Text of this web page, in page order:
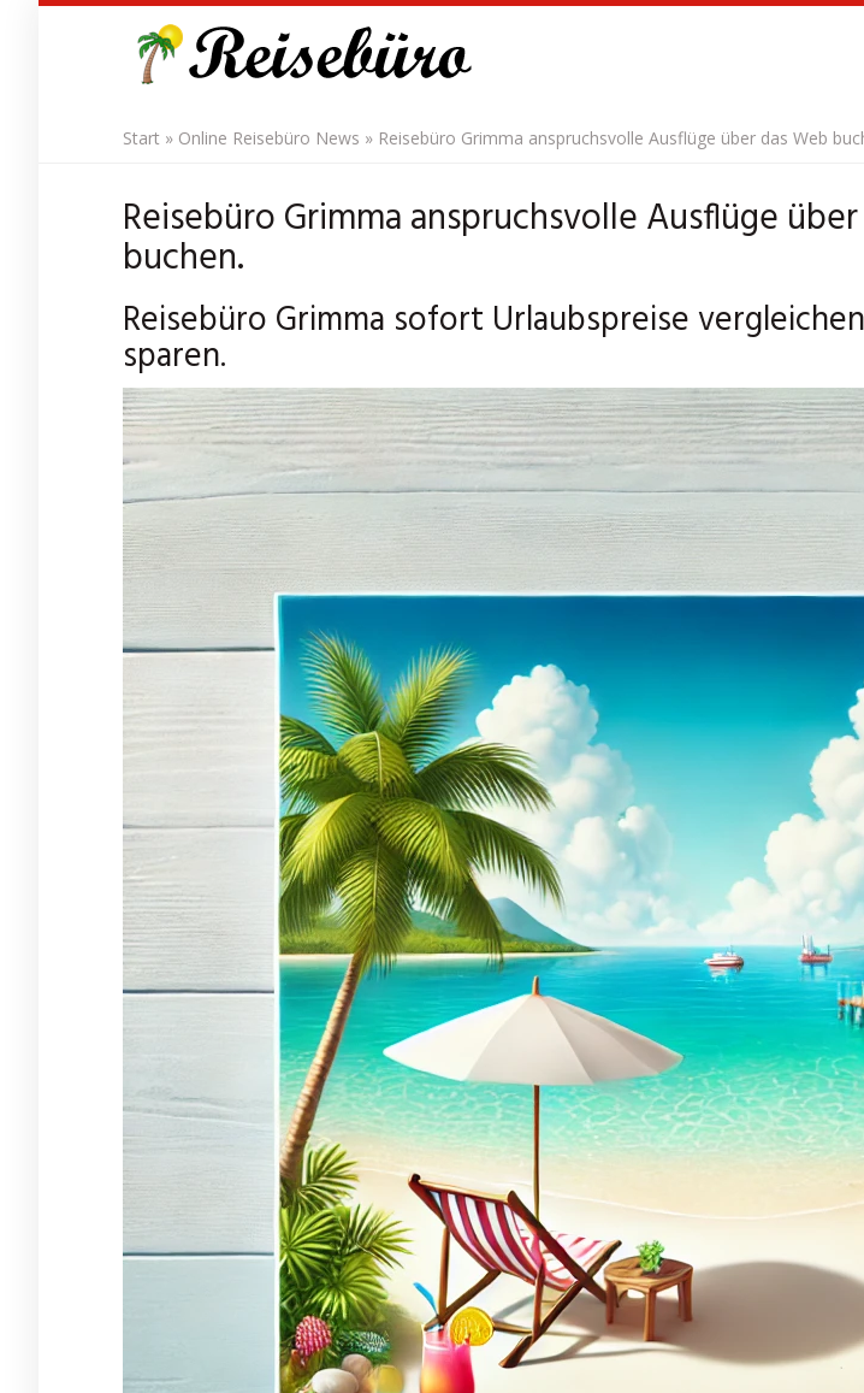
Start » Online Reisebüro News » Reisebüro Grimma anspruchsvolle Ausflüge über das Web
Reisebüro Grimma anspruchsvolle Ausflüge
buchen.
Reisebüro Grimma sofort Urlaubspreise
sparen.